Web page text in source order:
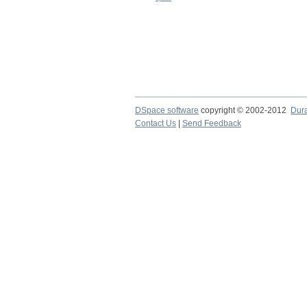
DSpace software copyright © 2002-2012
Contact Us
Send Feedback